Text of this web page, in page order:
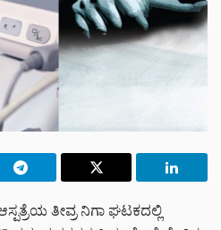
ತೀವ್ರ ನಿಗಾ ಘಟಕದಲ್ಲಿ